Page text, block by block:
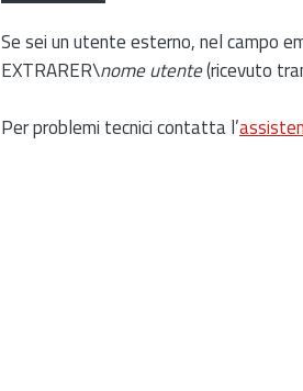
Se sei un utente esterno, nel campo
EXTRARER\nome utente(ricevuto
Per problemi tecnici contatta l’